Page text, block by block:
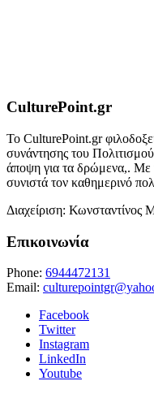
CulturePoint.gr
Το CulturePoint.gr
συνάντησης του
άποψη για τα δρώμενα,. Με
συνιστά τον καθημερινό
Διαχείριση: Κωνσταντίνος
Επικοινωνία
Phone: 6944472131
Email:
Facebook
Twitter
Instagram
LinkedIn
Youtube